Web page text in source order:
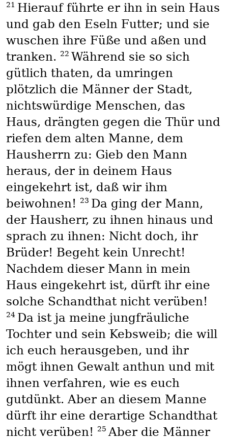
21 Hierauf führte er ihn in sein Haus
und gab den Eseln Futter; und sie
wuschen ihre Füße und aßen und
tranken. 22 Während sie so sich
gütlich thaten, da umringen
plötzlich die Männer der Stadt,
nichtswürdige Menschen, das
Haus, drängten gegen die Thür und
riefen dem alten Manne, dem
Hausherrn zu: Gieb den Mann
heraus, der in deinem Haus
eingekehrt ist, daß wir ihm
beiwohnen!
23 Da ging der Mann,
der Hausherr, zu ihnen hinaus und
sprach zu ihnen: Nicht doch, ihr
Brüder! Begeht kein Unrecht!
Nachdem dieser Mann in mein
Haus eingekehrt ist, dürft ihr eine
solche Schandthat nicht verüben!
24 Da ist ja meine jungfräuliche
Tochter und sein Kebsweib; die will
ich euch herausgeben, und ihr
mögt ihnen Gewalt anthun und mit
ihnen verfahren, wie es euch
gutdünkt. Aber an diesem Manne
dürft ihr eine derartige Schandthat
nicht verüben!
25 Aber die Männer